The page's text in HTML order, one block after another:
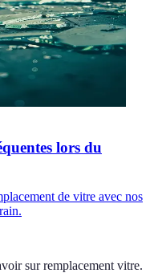
lors du
de vitre avec nos
sur remplacement vitre.